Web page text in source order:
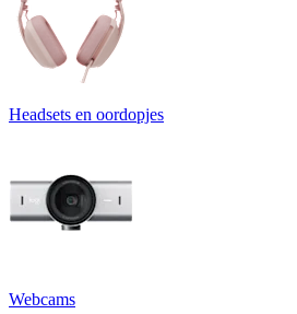
Headsets en oordopjes
Webcams